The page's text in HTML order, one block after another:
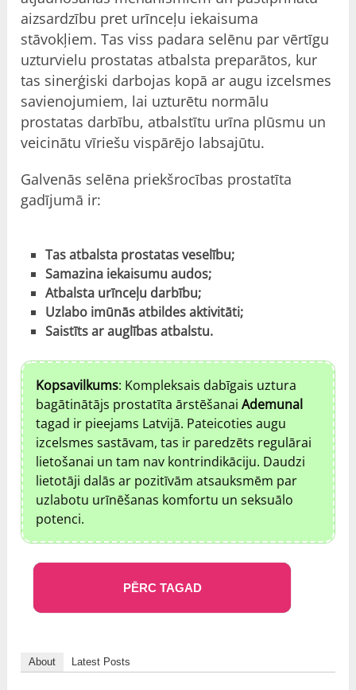
aizsardzību pret urīnceļu iekaisuma
stāvokļiem. Tas viss padara selēnu par vērtīgu
uzturvielu prostatas atbalsta preparātos, kur
tas sinerģiski darbojas kopā ar augu izcelsmes
savienojumiem, lai uzturētu normālu
prostatas darbību, atbalstītu urīna plūsmu un
veicinātu vīriešu vispārējo labsajūtu.
Galvenās selēna priekšrocības prostatīta
gadījumā ir:
Tas atbalsta prostatas veselību;
Samazina iekaisumu audos;
Atbalsta urīnceļu darbību;
Uzlabo imūnās atbildes aktivitāti;
Saistīts ar auglības atbalstu.
Kopsavilkums: Kompleksais dabīgais uztura
bagātinātājs prostatīta ārstēšanaiAdemunal
tagad ir pieejams Latvijā. Pateicoties augu
izcelsmes sastāvam, tas ir paredzēts regulārai
lietošanai un tam nav kontrindikāciju. Daudzi
lietotāji dalās ar pozitīvām atsauksmēm par
uzlabotu urīnēšanas komfortu un seksuālo
potenci.
PĒRC TAGAD
About Latest Posts